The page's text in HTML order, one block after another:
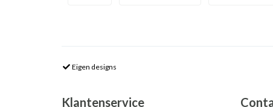
Eigen designs
Klantenservice